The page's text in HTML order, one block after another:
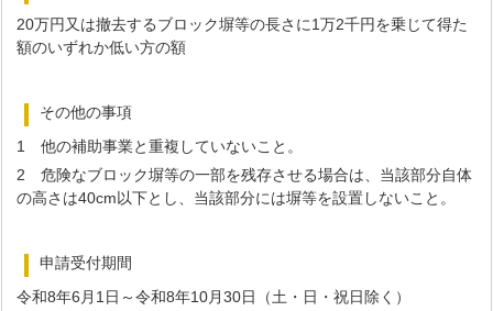
20万円又は撤去するブロック塀等の長さに1万2千円を乗じて得た
額のいずれか低い方の額
その他の事項
1 他の補助事業と重複していないこと。
2 危険なブロック塀等の一部を残存させる場合は、当該部分自体
の高さは40cm以下とし、当該部分には塀等を設置しないこと。
申請受付期間
令和8年6月1日～令和8年10月30日（土・日・祝日除く）